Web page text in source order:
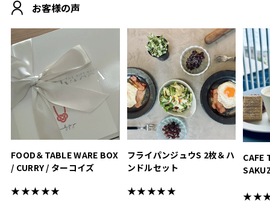
おうちカフェもお洒落にな
って嬉しい𖠚 ⡱
.
#hyacca #結婚祝い
素敵なギフトを
ありがとうございました
#hyacca #結婚祝い
#お祝い #プレゼント
真っ
いい
#結婚
淡色
結婚
色イ
お客様の声
FOOD＆TABLE WARE BOX
/ CURRY / ターコイズ
★★★★★
フライパンジュウS 2枚＆ハ
ンドルセット
★★★★★
CAFE